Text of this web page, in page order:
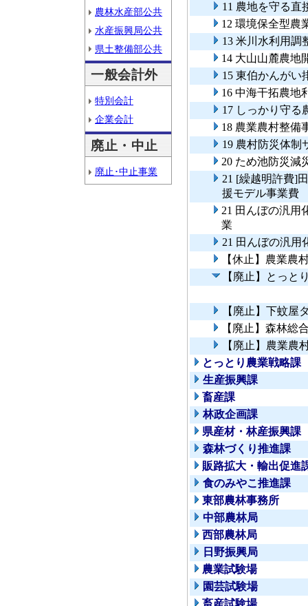
農林水産部公共
水産振興局公共
県土整備部公共
一般会計外
特別会計
企業会計
廃止・中止
廃止･中止事業
11 農地を守る直
12 環境保全型農
13 米川水利用調
14 大山山麓農地
15 東伯かんがい
16 中海干拓農地
17 しっかり守る
18 農業農村整備
19 農村防災体制
20 ため池防災減
21 [繰越明許費]
援モデル事業費
21 田んぼの汎用
業
21 田んぼの汎用
【休止】農業農
【廃止】とっと
【廃止】下蚊屋
【廃止】森林総
【廃止】農業農
とっとり農業戦略課
生産振興課
畜産課
林政企画課
県産材・林産振興課
森林づくり推進課
販路拡大・輸出促進
食のみやこ推進課
東部農林事務所
中部農林局
西部農林局
日野振興局
農業試験場
園芸試験場